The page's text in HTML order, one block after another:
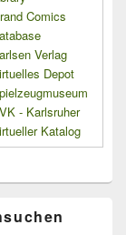
Comics
Verlag
Depot
- Karlsruher
Katalog